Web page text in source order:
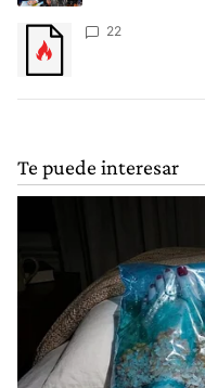
Un artículo de tendencia
22